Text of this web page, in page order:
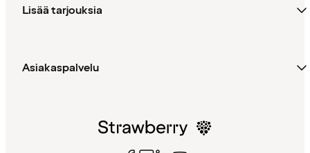
Lisää tarjouksia
Asiakaspalvelu